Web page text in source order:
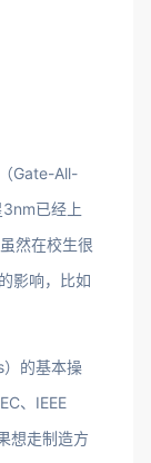
Gate-All-
已经上
然在校生很
影响，比如
的基本操
、IEEE
想走制造方